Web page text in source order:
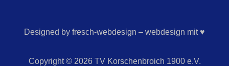
Designed by fresch-webdesign – webdesign mit ♥
Copyright © 2026 TV Korschenbroich 1900 e.V.